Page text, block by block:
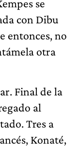
se
con Dibu
entonces, no
otra
Final de la
al
Tres a
Konaté,